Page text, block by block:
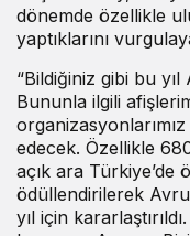
dönemde özellikle
yaptıklarını
“Bildiğiniz gibi bu
Bununla ilgili
edecek. Özellikle
açık ara Türkiye’de
ödüllendirilerek
yıl için